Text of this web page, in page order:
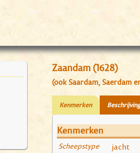
Zaandam (1628)
(ook Saardam, Saerdam
Kenmerken Beschrijving
Kenmerken
Scheepstype jacht